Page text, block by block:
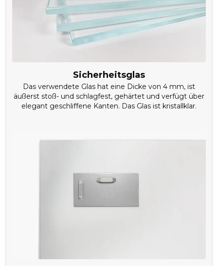
Sicherheitsglas
Das verwendete Glas hat eine Dicke von 4 mm, ist
äußerst stoß- und schlagfest, gehärtet und verfügt über
elegant geschliffene Kanten. Das Glas ist kristallklar.